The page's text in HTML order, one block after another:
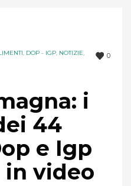
0
, DOP - IGP, NOTIZIE,
i
44
e Igp
video